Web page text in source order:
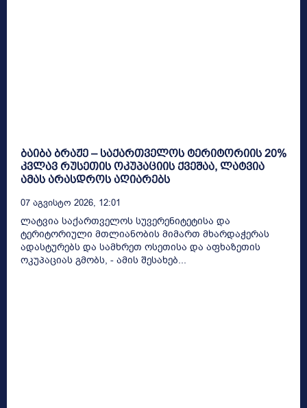
ბაიბა ბრაჟე – საქართველოს ტერიტორიის 20%
კვლავ რუსეთის ოკუპაციის ქვეშაა, ლატვია
ამას არასდროს აღიარებს
07 Აგვისტო 2026, 12:01
ლატვია საქართველოს სუვერენიტეტისა და
ტერიტორიული მთლიანობის მიმართ მხარდაჭერას
ადასტურებს და სამხრეთ ოსეთისა და აფხაზეთის
ოკუპაციას გმობს, - ამის შესახებ...